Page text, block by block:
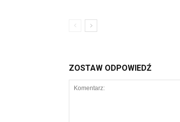
ZOSTAW ODPOWIEDŹ